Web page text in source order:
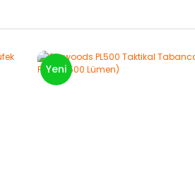
Yeni